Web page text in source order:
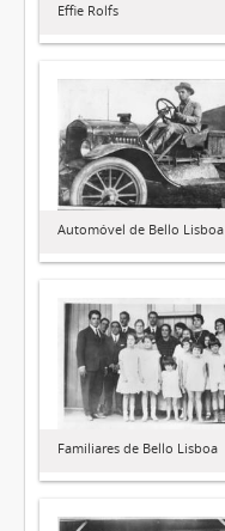
Effie Rolfs
Automóvel de Bello Lisboa
Familiares de Bello Lisboa